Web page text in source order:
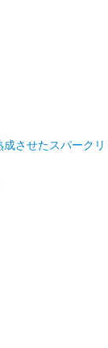
させたスパークリ